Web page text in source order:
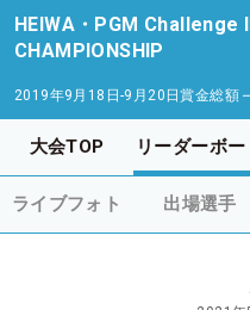
HEIWA・PGM
CHAMPIONSHIP
2019年9月18日-9月20日賞金総額
大会TOP リーダーボー
ライブフォト 出場選手